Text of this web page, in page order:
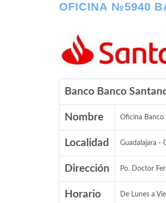
OFICINA №5940
Banco Banco
Nombre Oficina Banco
Localidad Guadalajara -
Dirección Po. Doctor
Horario De Lunes a